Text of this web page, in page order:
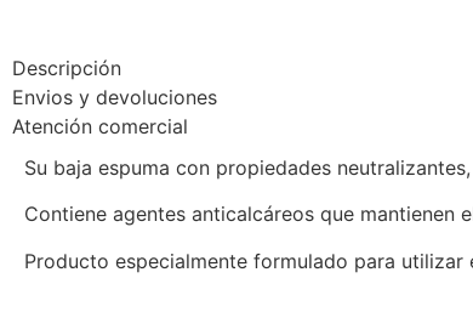
Descripción
Envios y devoluciones
Atención comercial
Su baja espuma con propiedades
Contiene agentes anticalcáreos que mantienen
Producto especialmente formulado para